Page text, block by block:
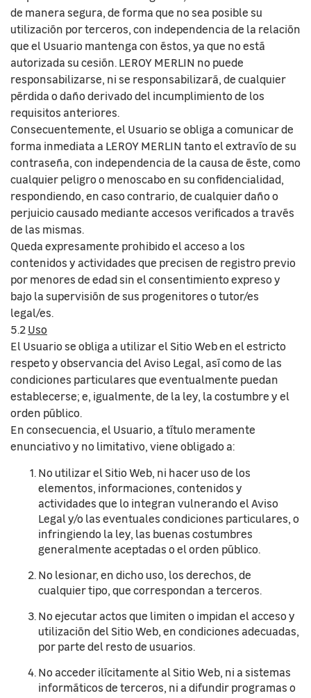
de manera segura, de forma que no sea posible su
utilización por terceros, con independencia de la relación
que el Usuario mantenga con éstos, ya que no está
autorizada su cesión. LEROY MERLIN no puede
responsabilizarse, ni se responsabilizará, de cualquier
pérdida o daño derivado del incumplimiento de los
requisitos anteriores.
Consecuentemente, el Usuario se obliga a comunicar de
forma inmediata a LEROY MERLIN tanto el extravío de su
contraseña, con independencia de la causa de éste, como
cualquier peligro o menoscabo en su confidencialidad,
respondiendo, en caso contrario, de cualquier daño o
perjuicio causado mediante accesos verificados a través
de las mismas.
Queda expresamente prohibido el acceso a los
contenidos y actividades que precisen de registro previo
por menores de edad sin el consentimiento expreso y
bajo la supervisión de sus progenitores o tutor/es
legal/es.
5.2Uso
El Usuario se obliga a utilizar el Sitio Web en el estricto
respeto y observancia del Aviso Legal, así como de las
condiciones particulares que eventualmente puedan
establecerse; e, igualmente, de la ley, la costumbre y el
orden público.
En consecuencia, el Usuario, a título meramente
enunciativo y no limitativo, viene obligado a:
No utilizar el Sitio Web, ni hacer uso de los
elementos, informaciones, contenidos y
actividades que lo integran vulnerando el Aviso
Legal y/o las eventuales condiciones particulares, o
infringiendo la ley, las buenas costumbres
generalmente aceptadas o el orden público.
No lesionar, en dicho uso, los derechos, de
cualquier tipo, que correspondan a terceros.
No ejecutar actos que limiten o impidan el acceso y
utilización del Sitio Web, en condiciones adecuadas,
por parte del resto de usuarios.
No acceder ilícitamente al Sitio Web, ni a sistemas
informáticos de terceros, ni a difundir programas o